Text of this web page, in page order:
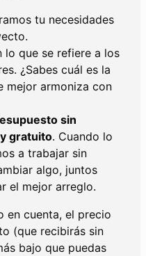
tu necesidades
lo que se refiere a los
¿Sabes cuál es la
mejor armoniza con
sin
gratuito. Cuando lo
a trabajar sin
algo, juntos
el mejor arreglo.
en cuenta, el precio
(que recibirás sin
bajo que puedas